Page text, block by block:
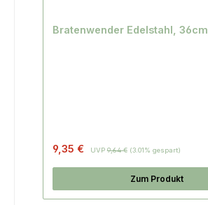
Bratenwender Edelstahl, 36cm
9,35 € UVP 9,64 € (3.01% gespart)
Zum Produkt